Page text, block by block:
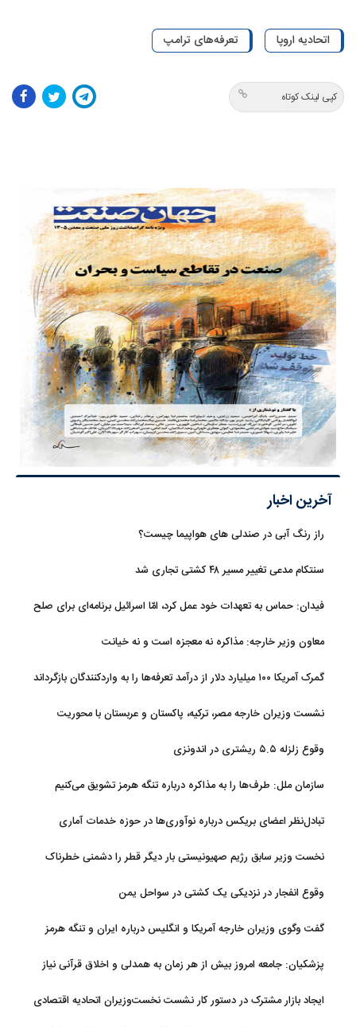
اتحادیه اروپا تعرفه‌های ترامپ
کپی لینک کوتاه
آخرین اخبار
راز رنگ آبی در صندلی های هواپیما چیست؟
سنتکام مدعی تغییر مسیر ۴۸ کشتی تجاری شد
فیدان: حماس به تعهدات خود عمل کرد، امّا اسرائیل برنامه‌ای برای صلح
معاون وزیر خارجه: مذاکره نه معجزه است و نه خیانت
گمرک آمریکا ۱۰۰ میلیارد دلار از درآمد تعرفه‌ها را به واردکنندگان بازگرداند
نشست وزیران خارجه مصر، ترکیه، پاکستان و عربستان با محوریت
وقوع زلزله ۵.۵ ریشتری در اندونزی
سازمان ملل: طرف‌ها را به مذاکره درباره تنگه هرمز تشویق می‌کنیم
تبادل‌نظر اعضای بریکس درباره نوآوری‌ها در حوزه خدمات آماری
نخست وزیر سابق رژیم صهیونیستی بار دیگر قطر را دشمنی خطرناک
وقوع انفجار در نزدیکی یک کشتی در سواحل یمن
گفت وگوی وزیران خارجه آمریکا و انگلیس درباره ایران و تنگه هرمز
پزشکیان: جامعه امروز بیش از هر زمان به همدلی و اخلاق قرآنی نیاز
ایجاد بازار مشترک در دستور کار نشست نخست‌وزیران اتحادیه اقتصادی